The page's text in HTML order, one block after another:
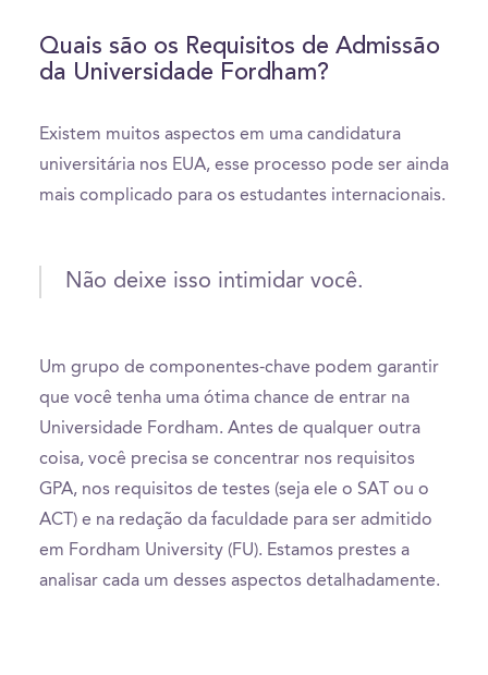
Quais são os Requisitos de Admissão
da Universidade Fordham?
Existem muitos aspectos em uma candidatura
universitária nos EUA, esse processo pode ser ainda
mais complicado para os estudantes internacionais.
Não deixe isso intimidar você.
Um grupo de componentes-chave podem garantir
que você tenha uma ótima chance de entrar na
Universidade Fordham. Antes de qualquer outra
coisa, você precisa se concentrar nos requisitos
GPA, nos requisitos de testes (seja ele o SAT ou o
ACT) e na redação da faculdade para ser admitido
em Fordham University (FU). Estamos prestes a
analisar cada um desses aspectos detalhadamente.